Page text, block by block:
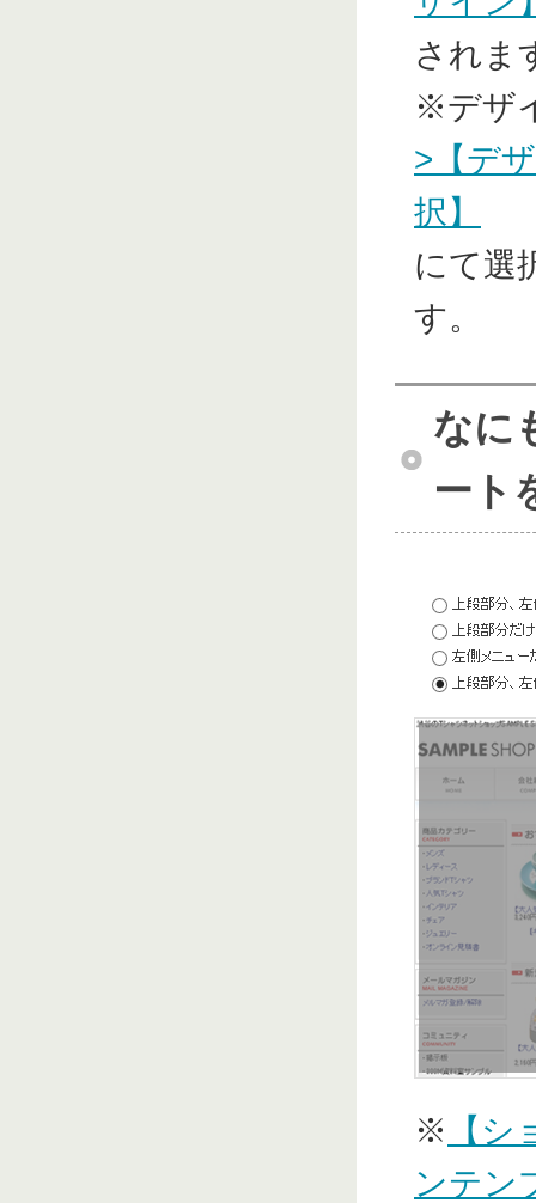
されま
※デザ
>【デ
択】
にて選
す。
なに
ート
※
【
ンテン